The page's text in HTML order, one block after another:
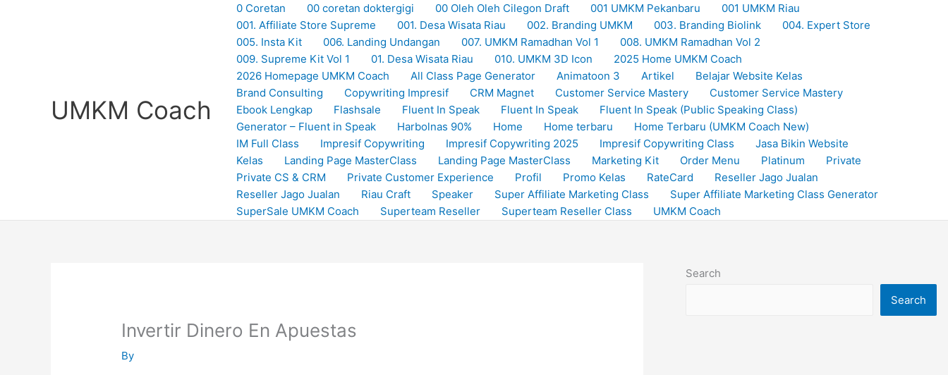
UMKM Coach
0 Coretan 00 coretan doktergigi 00 Oleh Oleh Cilegon Draft 001 UMKM Pekanbaru
001 UMKM Riau
001. Affiliate Store Supreme
001. Desa Wisata Riau 002. Branding UMKM 003. Branding Biolink
004. Expert Store
005. Insta Kit
006. Landing Undangan 007. UMKM Ramadhan Vol 1
008. UMKM Ramadhan Vol 2
009. Supreme Kit Vol 1
01. Desa Wisata Riau 010. UMKM 3D Icon
2025 Home UMKM Coach
2026 Homepage UMKM Coach
All Class Page Generator Animatoon 3 Artikel
Belajar Website Kelas
Brand Consulting
Copywriting Impresif CRM Magnet Customer Service Mastery
Customer Service Mastery
Ebook Lengkap
Flashsale Fluent In Speak Fluent In Speak
Fluent In Speak (Public Speaking Class)
Generator – Fluent in Speak
Harbolnas 90% Home Home terbaru
Home Terbaru (UMKM Coach New)
IM Full Class
Impresif Copywriting Impresif Copywriting 2025 Impresif Copywriting Class
Jasa Bikin Website
Kelas
Landing Page MasterClass Landing Page MasterClass Marketing Kit Order Menu Platinum
Private
Private CS & CRM
Private Customer Experience Profil Promo Kelas RateCard
Reseller Jago Jualan
Reseller Jago Jualan
Riau Craft Speaker Super Affiliate Marketing Class
Super Affiliate Marketing Class Generator
SuperSale UMKM Coach
Superteam Reseller Superteam Reseller Class UMKM Coach
Invertir Dinero En Apuestas
By
Search
Search